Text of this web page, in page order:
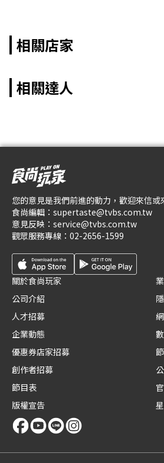
相關店家
相關達人
您的意見是我們前進的動力，歡迎來信或
食尚編輯： supertaste@tvbs.com.tw
意見反映： service@tvbs.com.tw
觀眾服務專線： 02-2656-1599
關於食尚玩家
公司介紹
人才招募
企業動態
優惠券店家招募
創作者招募
節目表
版權宣告